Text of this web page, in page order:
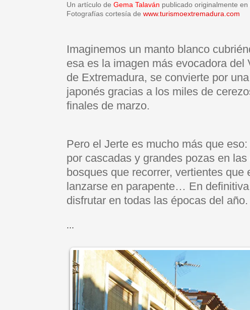
Un artículo de Gema Talaván publicado originalmente en
Fotografías cortesía de www.turismoextremadura.com
Imaginemos un manto blanco
esa es la imagen más evocadora
de Extremadura, se convierte por
japonés gracias a los miles de
finales de marzo.
Pero el Jerte es mucho más que eso:
por cascadas y grandes pozas en
bosques que recorrer, vertientes
lanzarse en parapente… En
disfrutar en todas las épocas del año.
…